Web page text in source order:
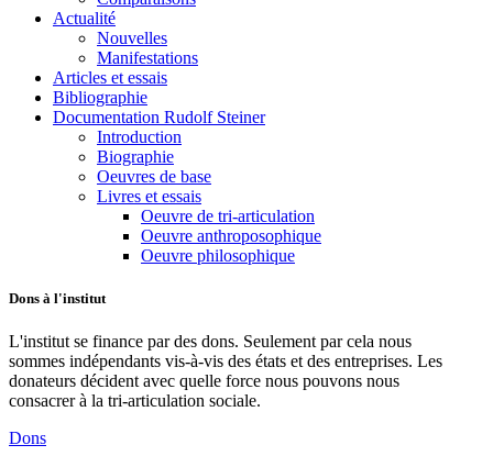
Actualité
Nouvelles
Manifestations
Articles et essais
Bibliographie
Documentation Rudolf Steiner
Introduction
Biographie
Oeuvres de base
Livres et essais
Oeuvre de tri-articulation
Oeuvre anthroposophique
Oeuvre philosophique
Dons à l'institut
L'institut se finance par des dons. Seulement par cela nous
sommes indépendants vis-à-vis des états et des entreprises. Les
donateurs décident avec quelle force nous pouvons nous
consacrer à la tri-articulation sociale.
Dons